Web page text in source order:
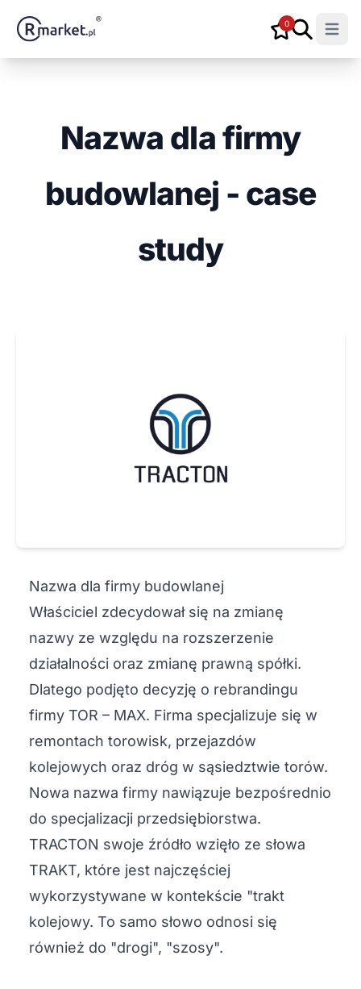
0
Open
Nazwa dla firmy
budowlanej - case
study
Nazwa dla firmy budowlanej
Właściciel zdecydował się na zmianę
nazwy ze względu na rozszerzenie
działalności oraz zmianę prawną spółki.
Dlatego podjęto decyzję o rebrandingu
firmy TOR – MAX. Firma specjalizuje się w
remontach torowisk, przejazdów
kolejowych oraz dróg w sąsiedztwie torów.
Nowa nazwa firmy nawiązuje bezpośrednio
do specjalizacji przedsiębiorstwa.
TRACTON swoje źródło wzięło ze słowa
TRAKT, które jest najczęściej
wykorzystywane w kontekście "trakt
kolejowy. To samo słowo odnosi się
również do "drogi", "szosy".